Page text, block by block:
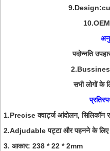
पदोन्नति
2.Bussiness
सभी लोगों के
1.Precise क्वार्ट्ज आंदोलन, सिलिकॉन
2.Adjudable पट्टा और पहनने के
3. आकार: 238 * 22 * 2mm